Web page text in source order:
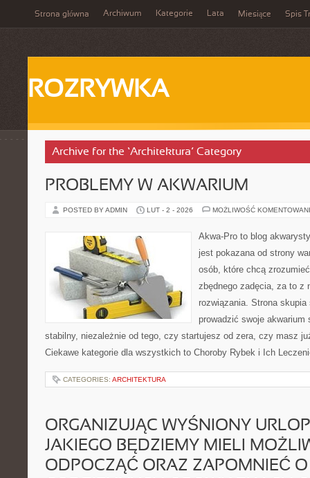
Strona główna Archiwum Kategorie Lata Miesiące Spis
ROZRYWKA
Archive for the ‘Architektura’ Category
PROBLEMY W AKWARIUM
POSTED BY ADMIN LUT - 2 - 2026 MOŻLIWOŚĆ
Akwa-Pro to blog
jest pokazana od strony
osób, które chcą
zbędnego zadęcia, za to z
rozwiązania. Strona
prowadzić swoje akwarium
stabilny, niezależnie od tego, czy startujesz od zera, czy masz
Ciekawe kategorie dla wszystkich to Choroby Rybek i Ich
CATEGORIES: ARCHITEKTURA
ORGANIZUJĄC WYŚNIONY
JAKIEGO BĘDZIEMY MIELI
ODPOCZĄĆ ORAZ ZAPOMNIEĆ O